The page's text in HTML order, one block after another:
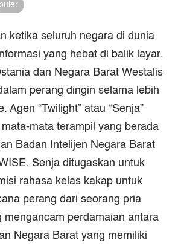
ketika seluruh negara di dunia
yang hebat di balik layar.
dan Negara Barat Westalis
perang dingin selama lebih
Agen “Twilight” atau “Senja”
mata terampil yang berada
Badan Intelijen Negara Barat
Senja ditugaskan untuk
rahasa kelas kakap untuk
perang dari seorang pria
mengancam perdamaian antara
Negara Barat yang memiliki